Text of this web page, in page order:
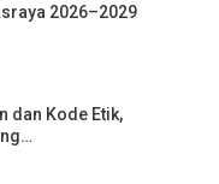
2026–2029
dan Kode Etik,